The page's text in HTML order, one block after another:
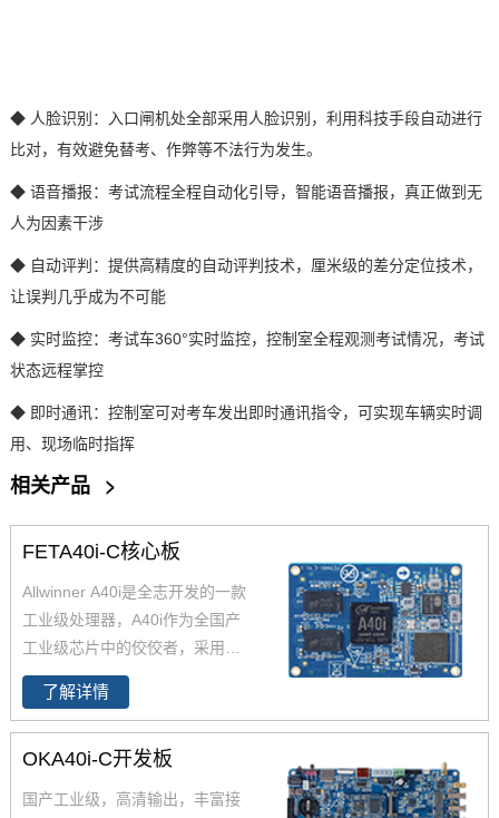
◆ 人脸识别 ：入口闸机处全部采用人脸识别，利用科技手段自动进行
比对，有效避免替考、作弊等不法行为发生。
◆ 语音播报：考试流程全程自动化引导，智能语音播报，真正做到无
人为因素干涉
◆ 自动评判：提供高精度的自动评判技术，厘米级的差分定位技术，
让误判几乎成为不可能
◆ 实时监控： 考试车360°实时监控，控制室全程观测考试情况，考试
状态远程掌控
◆ 即时通讯：控制室可对考车发出即时通讯指令，可实现车辆实时调
用、现场临时指挥
相关产品 >
FETA40i-C核心板
Allwinner A40i是全志开发的一款
工业级处理器，A40i作为全国产
工业级芯片中的佼佼者，采用更
低功耗的4核ARM Cortex-A7架
构,工作温度-40-85℃,是一款高性
能低功耗超高性能CPU主芯片。
飞凌嵌入式深度研究全志A40i芯
片参数、原理图、datasheet规格
了解详情
OKA40i-C开发板
国产工业级，高清输出，丰富接